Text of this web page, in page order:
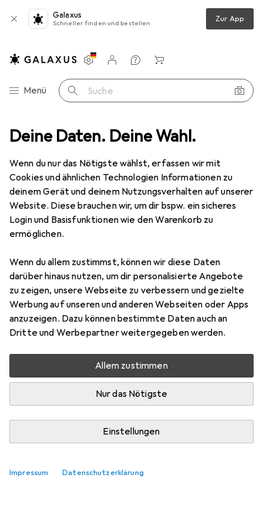
Deine Daten. Deine Wahl.
Wenn du nur das Nötigste wählst, erfassen wir mit
Cookies und ähnlichen Technologien Informationen zu
deinem Gerät und deinem Nutzungsverhalten auf unserer
Website. Diese brauchen wir, um dir bspw. ein sicheres
Login und Basisfunktionen wie den Warenkorb zu
ermöglichen.
Wenn du allem zustimmst, können wir diese Daten
darüber hinaus nutzen, um dir personalisierte Angebote
zu zeigen, unsere Webseite zu verbessern und gezielte
Werbung auf unseren und anderen Webseiten oder Apps
anzuzeigen. Dazu können bestimmte Daten auch an
Dritte und Werbepartner weitergegeben werden.
Allem zustimmen
Nur das Nötigste
Einstellungen
Impressum Datenschutzerklärung
Galaxus
Schneller finden und bestellen Zur App
Navigation nach Kategorien
Menü Suche
Einstellungen
Kundenkonto
Vergleichslisten
Merklisten
Warenkorb
Baby + Eltern Babyzimmer
Babysicherheit
EntdeckenForum
Bestseller
Bestseller Bettgitter